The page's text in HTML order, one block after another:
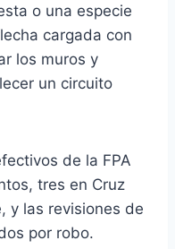
o una especie
cargada con
los muros y
un circuito
de la FPA
tres en Cruz
y las revisiones de
por robo.